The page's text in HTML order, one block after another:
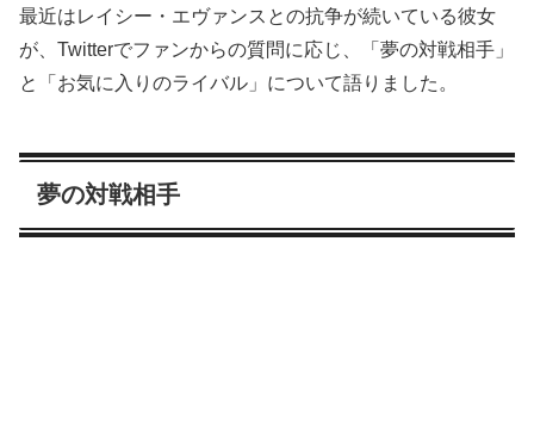
最近はレイシー・エヴァンスとの抗争が続いている彼女
が、Twitterでファンからの質問に応じ、「夢の対戦相手」
と「お気に入りのライバル」について語りました。
夢の対戦相手